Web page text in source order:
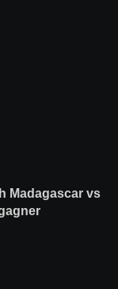
Madagascar vs